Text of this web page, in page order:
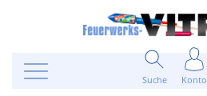
Suche Konto